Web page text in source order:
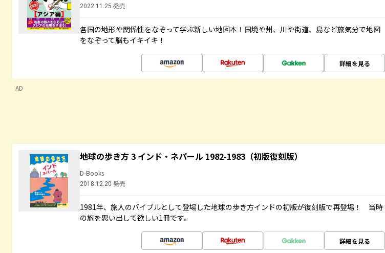
2022.11.25 発売
各国の地形や関係性をなぞって学ぶ新しい地図本！国境や州、川や街道、島など旅気分で地図
をなぞって脳もイキイキ！
詳細を見る
AD
地球の歩き方 3 インド・ネパール 1982-1983（初版復刻版）
D-Books
2018.12.20 発売
1981年、旅人のバイブルとして登場した地球の歩き方インドの初版が復刻版で再登場！ 当時
の旅を思い出して欲しい1冊です。
詳細を見る